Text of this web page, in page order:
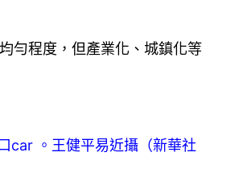
勻程度，但產業化、城鎮化等
car 。王健平易近攝（新華社